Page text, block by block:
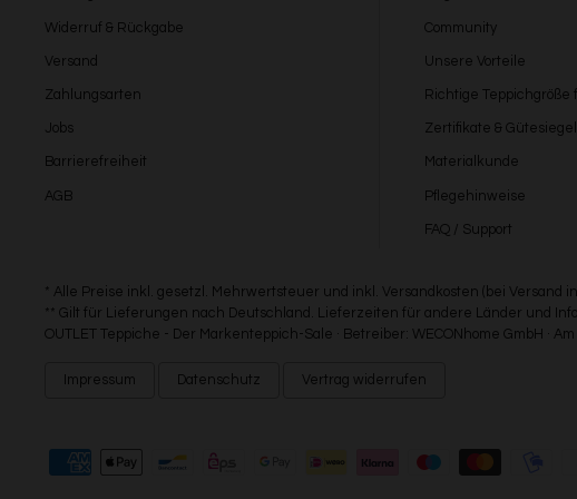
Widerruf & Rückgabe
Versand
Zahlungsarten
Jobs
Barrierefreiheit
AGB
Community
Unsere Vorteile
Richtige Teppichgröße
Zertifikate & Gütesiegel
Materialkunde
Pflegehinweise
FAQ / Support
* Alle Preise inkl. gesetzl. Mehrwertsteuer und inkl. Versandkosten (bei Versand
** Gilt für Lieferungen nach Deutschland. Lieferzeiten für andere Länder und
OUTLET Teppiche - Der Markenteppich-Sale · Betreiber: WECONhome GmbH ·
Impressum Datenschutz Vertrag widerrufen